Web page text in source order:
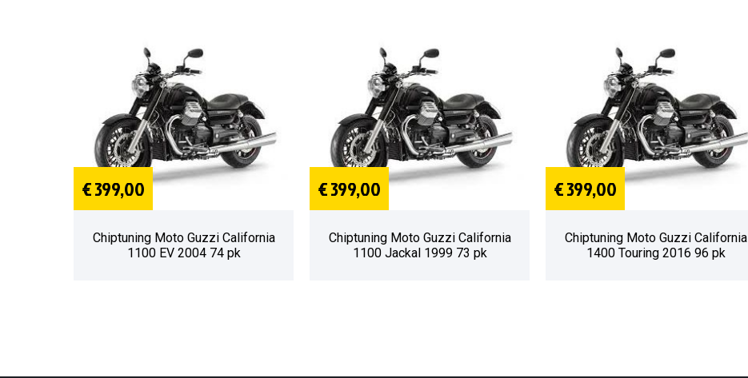
€ 399,00
Chiptuning Moto Guzzi California
1100 EV 2004 74 pk
€ 399,00
Chiptuning Moto Guzzi California
1100 Jackal 1999 73 pk
€ 399,00
Chiptuning Moto Guzzi California
1400 Touring 2016 96 pk